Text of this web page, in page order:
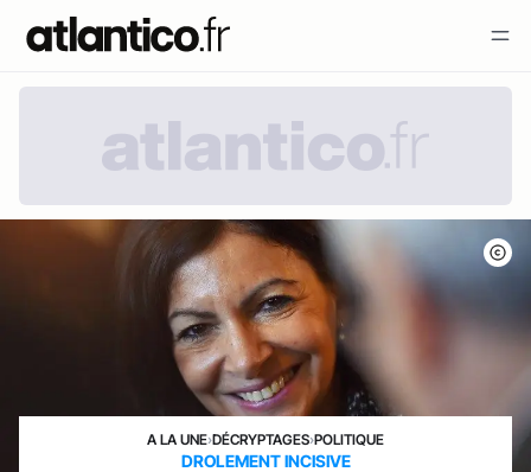
A LA UNE›DÉCRYPTAGES›POLITIQUE
DROLEMENT INCISIVE